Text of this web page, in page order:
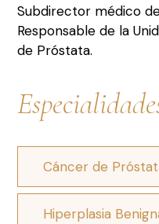
Subdirector médico
Responsable de la
de Próstata.
Cáncer de
Hiperplasia